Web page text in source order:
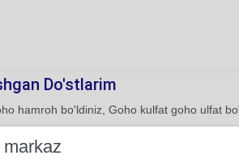
Do'stlarim
hamroh bo'ldiniz, Goho kulfat goho ulfat
Feruz Kamol